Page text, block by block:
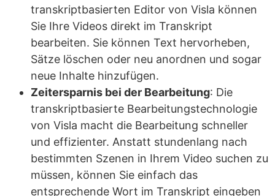
transkriptbasierten Editor von Visla können
Sie Ihre Videos direkt im Transkript
bearbeiten. Sie können Text hervorheben,
Sätze löschen oder neu anordnen und sogar
neue Inhalte hinzufügen.
Zeitersparnis bei der Bearbeitung: Die
transkriptbasierte Bearbeitungstechnologie
von Visla macht die Bearbeitung schneller
und effizienter. Anstatt stundenlang nach
bestimmten Szenen in Ihrem Video suchen zu
müssen, können Sie einfach das
entsprechende Wort im Transkript eingeben